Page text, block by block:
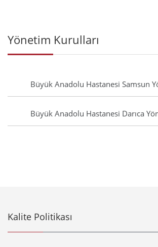
Yönetim Kurulları
Büyük Anadolu Hastanesi Samsun
Büyük Anadolu Hastanesi Darıca
Kalite Politikası